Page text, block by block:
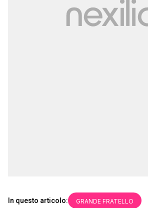
In questo articolo: GRANDE FRATELLO